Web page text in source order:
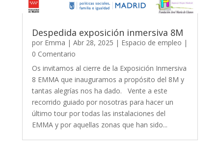
Despedida exposición inmersiva 8M
por Emma | Abr 28, 2025 | Espacio de empleo |
0 Comentario
Os invitamos al cierre de la Exposición Inmersiva
8 EMMA que inauguramos a propósito del 8M y
tantas alegrías nos ha dado. Vente a este
recorrido guiado por nosotras para hacer un
último tour por todas las instalaciones del
EMMA y por aquellas zonas que han sido...